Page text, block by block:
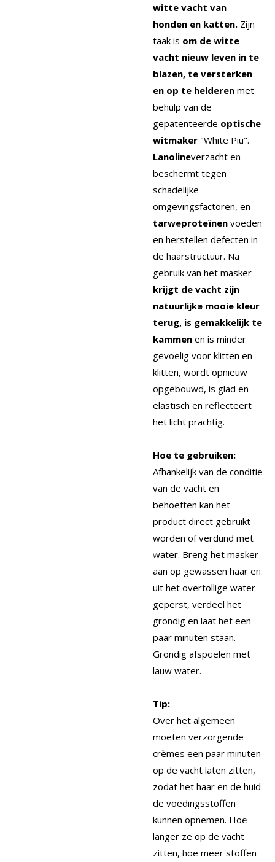
witte vacht van
honden en katten. Zijn
taak is om de witte
vacht nieuw leven in te
blazen, te versterken
en op te helderen met
behulp van de
gepatenteerde optische
witmaker "White Piu".
Lanolineverzacht en
beschermt tegen
schadelijke
omgevingsfactoren, en
tarweproteïnen voeden
en herstellen defecten in
de haarstructuur. Na
gebruik van het masker
krijgt de vacht zijn
natuurlijke mooie kleur
terug, is gemakkelijk te
kammen en is minder
gevoelig voor klitten en
klitten, wordt opnieuw
opgebouwd, is glad en
elastisch en reflecteert
het licht prachtig.
Hoe te gebruiken:
Afhankelijk van de conditie
van de vacht en
behoeften kan het
product direct gebruikt
worden of verdund met
water. Breng het masker
aan op gewassen haar en
uit het overtollige water
geperst, verdeel het
grondig en laat het een
paar minuten staan.
Grondig afspoelen met
lauw water.
Tip:
Over het algemeen
moeten verzorgende
crèmes een paar minuten
op de vacht laten zitten,
zodat het haar en de huid
de voedingsstoffen
kunnen opnemen. Hoe
langer ze op de vacht
zitten, hoe meer stoffen